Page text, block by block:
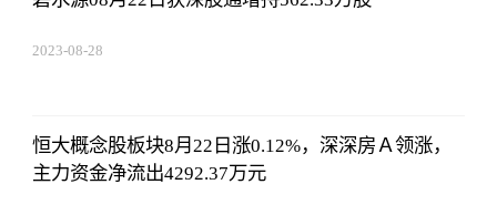
2023-08-28
恒大概念股板块8月22日涨0.12%，深深房Ａ领涨，
主力资金净流出4292.37万元